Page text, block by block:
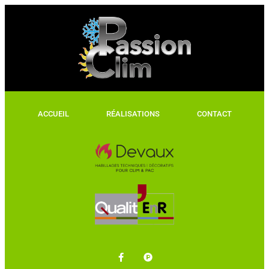
ACCUEIL RÉALISATIONS CONTACT